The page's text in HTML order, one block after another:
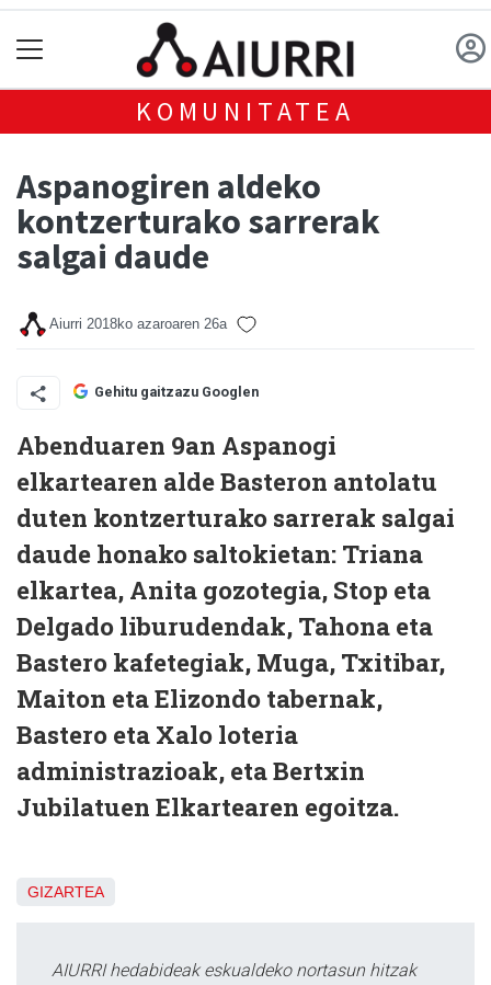
KOMUNITATEA
Aspanogiren aldeko
kontzerturako sarrerak
salgai daude
Aiurri 2018ko azaroaren 26a
Gehitu gaitzazu Googlen
Abenduaren 9an Aspanogi
elkartearen alde Basteron antolatu
duten kontzerturako sarrerak salgai
daude honako saltokietan: Triana
elkartea, Anita gozotegia, Stop eta
Delgado liburudendak, Tahona eta
Bastero kafetegiak, Muga, Txitibar,
Maiton eta Elizondo tabernak,
Bastero eta Xalo loteria
administrazioak, eta Bertxin
Jubilatuen Elkartearen egoitza.
GIZARTEA
AIURRI hedabideak eskualdeko nortasun hitzak